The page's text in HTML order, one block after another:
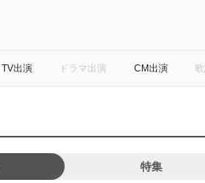
TV出演 ドラマ出演 CM出演 歌
特集